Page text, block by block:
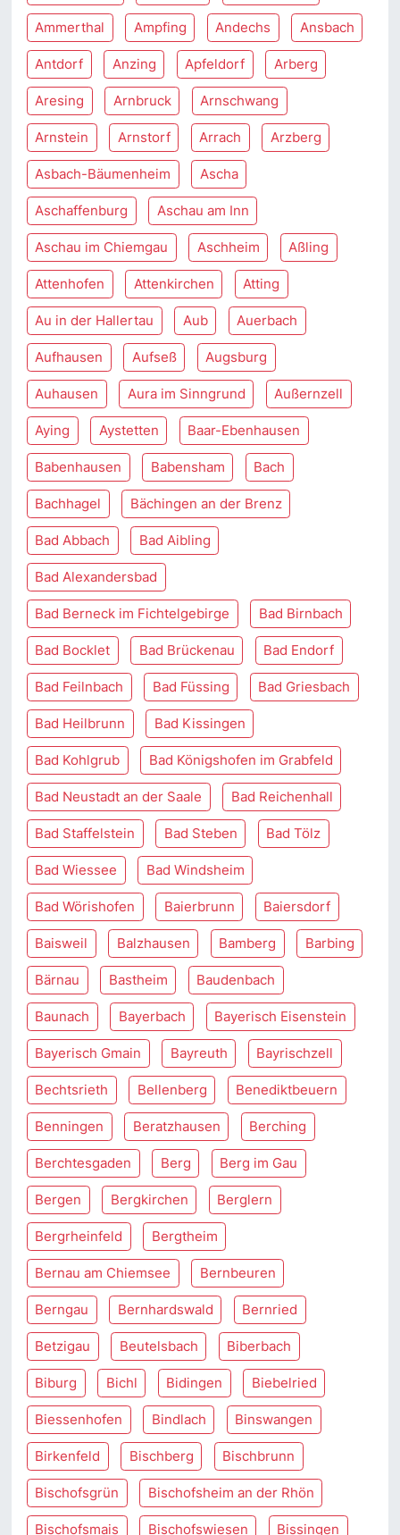
Ammerthal Ampfing Andechs Ansbach
Antdorf Anzing Apfeldorf Arberg
Aresing Arnbruck Arnschwang
Arnstein Arnstorf Arrach Arzberg
Asbach-Bäumenheim Ascha
Aschaffenburg Aschau am Inn
Aschau im Chiemgau Aschheim Aßling
Attenhofen Attenkirchen Atting
Au in der Hallertau Aub Auerbach
Aufhausen Aufseß Augsburg
Auhausen Aura im Sinngrund Außernzell
Aying Aystetten Baar-Ebenhausen
Babenhausen Babensham Bach
Bachhagel Bächingen an der Brenz
Bad Abbach Bad Aibling
Bad Alexandersbad
Bad Berneck im Fichtelgebirge Bad Birnbach
Bad Bocklet Bad Brückenau Bad Endorf
Bad Feilnbach Bad Füssing Bad Griesbach
Bad Heilbrunn Bad Kissingen
Bad Kohlgrub Bad Königshofen im Grabfeld
Bad Neustadt an der Saale Bad Reichenhall
Bad Staffelstein Bad Steben Bad Tölz
Bad Wiessee Bad Windsheim
Bad Wörishofen Baierbrunn Baiersdorf
Baisweil Balzhausen Bamberg Barbing
Bärnau Bastheim Baudenbach
Baunach Bayerbach Bayerisch Eisenstein
Bayerisch Gmain Bayreuth Bayrischzell
Bechtsrieth Bellenberg Benediktbeuern
Benningen Beratzhausen Berching
Berchtesgaden Berg Berg im Gau
Bergen Bergkirchen Berglern
Bergrheinfeld Bergtheim
Bernau am Chiemsee Bernbeuren
Berngau Bernhardswald Bernried
Betzigau Beutelsbach Biberbach
Biburg Bichl Bidingen Biebelried
Biessenhofen Bindlach Binswangen
Birkenfeld Bischberg Bischbrunn
Bischofsgrün Bischofsheim an der Rhön
Bischofsmais Bischofswiesen Bissingen